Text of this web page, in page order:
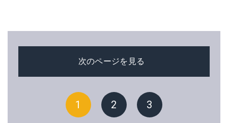
次のページを見る
1 2 3